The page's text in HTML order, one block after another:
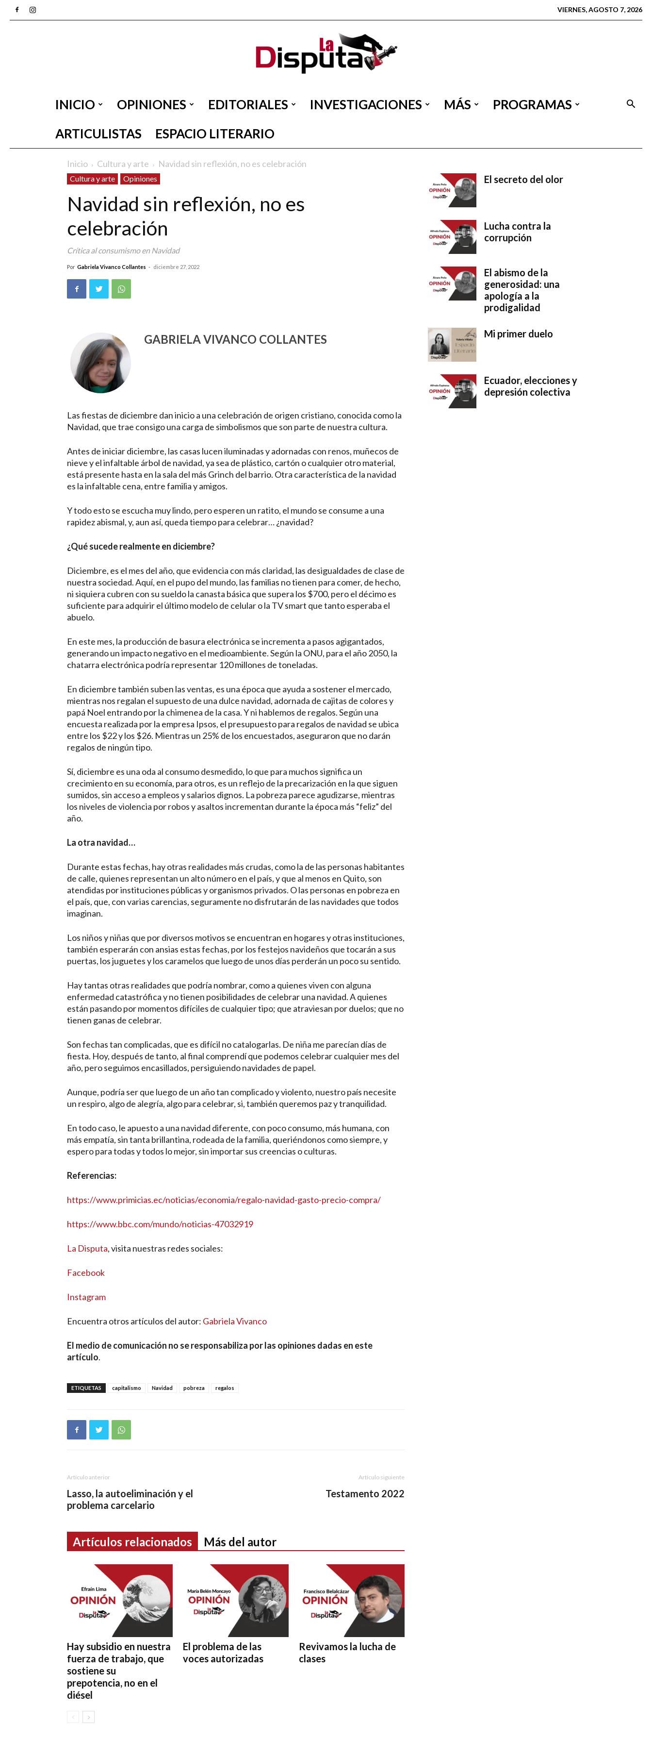
VIERNES, AGOSTO 7, 2026
INICIO OPINIONES EDITORIALES INVESTIGACIONES MÁS
PROGRAMAS
ARTICULISTAS
ESPACIO LITERARIO
Inicio Cultura y arte Navidad sin reflexión, no es celebración
Cultura y arte Opiniones
Navidad sin reflexión, no es
celebración
Crítica al consumismo en Navidad
Por Gabriela Vivanco Collantes - diciembre 27, 2022
GABRIELA VIVANCO COLLANTES
Las fiestas de diciembre dan inicio a una celebración de origen cristiano, conocida como la
Navidad, que trae consigo una carga de simbolismos que son parte de nuestra cultura.
Antes de iniciar diciembre, las casas lucen iluminadas y adornadas con renos, muñecos de
nieve y el infaltable árbol de navidad, ya sea de plástico, cartón o cualquier otro material,
está presente hasta en la sala del más Grinch del barrio. Otra característica de la navidad
es la infaltable cena, entre familia y amigos.
Y todo esto se escucha muy lindo, pero esperen un ratito, el mundo se consume a una
rapidez abismal, y, aun así, queda tiempo para celebrar… ¿navidad?
¿Qué sucede realmente en diciembre?
Diciembre, es el mes del año, que evidencia con más claridad, las desigualdades de clase de
nuestra sociedad. Aquí, en el pupo del mundo, las familias no tienen para comer, de hecho,
ni siquiera cubren con su sueldo la canasta básica que supera los $700, pero el décimo es
suficiente para adquirir el último modelo de celular o la TV smart que tanto esperaba el
abuelo.
En este mes, la producción de basura electrónica se incrementa a pasos agigantados,
generando un impacto negativo en el medioambiente. Según la ONU, para el año 2050, la
chatarra electrónica podría representar 120 millones de toneladas.
En diciembre también suben las ventas, es una época que ayuda a sostener el mercado,
mientras nos regalan el supuesto de una dulce navidad, adornada de cajitas de colores y
papá Noel entrando por la chimenea de la casa. Y ni hablemos de regalos. Según una
encuesta realizada por la empresa Ipsos, el presupuesto para regalos de navidad se ubica
entre los $22 y los $26. Mientras un 25% de los encuestados, aseguraron que no darán
regalos de ningún tipo.
Sí, diciembre es una oda al consumo desmedido, lo que para muchos significa un
crecimiento en su economía, para otros, es un reflejo de la precarización en la que siguen
sumidos, sin acceso a empleos y salarios dignos. La pobreza parece agudizarse, mientras
los niveles de violencia por robos y asaltos incrementan durante la época más “feliz” del
año.
La otra navidad…
Durante estas fechas, hay otras realidades más crudas, como la de las personas habitantes
de calle, quienes representan un alto número en el país, y que al menos en Quito, son
atendidas por instituciones públicas y organismos privados. O las personas en pobreza en
el país, que, con varias carencias, seguramente no disfrutarán de las navidades que todos
imaginan.
Los niños y niñas que por diversos motivos se encuentran en hogares y otras instituciones,
también esperarán con ansias estas fechas, por los festejos navideños que tocarán a sus
puertas, los juguetes y los caramelos que luego de unos días perderán un poco su sentido.
Hay tantas otras realidades que podría nombrar, como a quienes viven con alguna
enfermedad catastrófica y no tienen posibilidades de celebrar una navidad. A quienes
están pasando por momentos difíciles de cualquier tipo; que atraviesan por duelos; que no
tienen ganas de celebrar.
Son fechas tan complicadas, que es difícil no catalogarlas. De niña me parecían días de
fiesta. Hoy, después de tanto, al final comprendí que podemos celebrar cualquier mes del
año, pero seguimos encasillados, persiguiendo navidades de papel.
Aunque, podría ser que luego de un año tan complicado y violento, nuestro país necesite
un respiro, algo de alegría, algo para celebrar, si, también queremos paz y tranquilidad.
En todo caso, le apuesto a una navidad diferente, con poco consumo, más humana, con
más empatía, sin tanta brillantina, rodeada de la familia, queriéndonos como siempre, y
espero para todas y todos lo mejor, sin importar sus creencias o culturas.
Referencias:
https://www.primicias.ec/noticias/economia/regalo-navidad-gasto-precio-compra/
https://www.bbc.com/mundo/noticias-47032919
La Disputa, visita nuestras redes sociales:
Facebook
Instagram
Encuentra otros artículos del autor: Gabriela Vivanco
El medio de comunicación no se responsabiliza por las opiniones dadas en este
artículo.
ETIQUETAS capitalismo Navidad pobreza regalos
Artículo anterior
Lasso, la autoeliminación y el
problema carcelario
Artículo siguiente
Testamento 2022
Artículos relacionados Más del autor
Hay subsidio en nuestra
fuerza de trabajo, que
sostiene su
prepotencia, no en el
diésel
El problema de las
voces autorizadas
Revivamos la lucha de
clases
El secreto del olor
Lucha contra la
corrupción
El abismo de la
generosidad: una
apología a la
prodigalidad
Mi primer duelo
Ecuador, elecciones y
depresión colectiva